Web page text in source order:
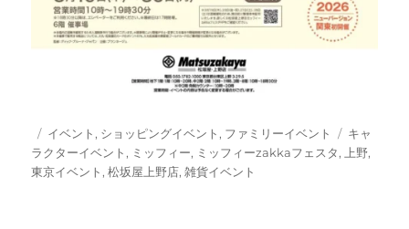
投
稿
日:
カ
テ
ゴ
イベント , ショッピングイベント , ファミリーイベント
タ
グ
キャ
ラクターイベント , ミッフィー, ミッフィーzakkaフェスタ, 上野,
東京イベント ,松坂屋上野店,雑貨イベント